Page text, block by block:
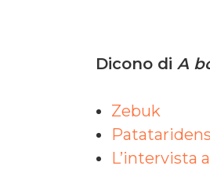
Dicono di A
Zebuk
Patataridens
L’intervista